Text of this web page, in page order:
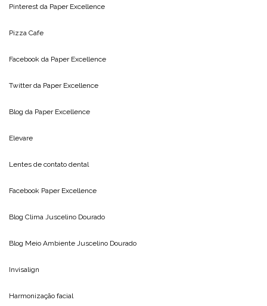
Pinterest da Paper Excellence
Pizza Cafe
Facebook da Paper Excellence
Twitter da Paper Excellence
Blog da Paper Excellence
Elevare
Lentes de contato dental
Facebook Paper Excellence
Blog Clima Juscelino Dourado
Blog Meio Ambiente Juscelino Dourado
Invisalign
Harmonização facial